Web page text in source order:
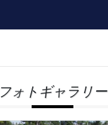
フォトギャラリー